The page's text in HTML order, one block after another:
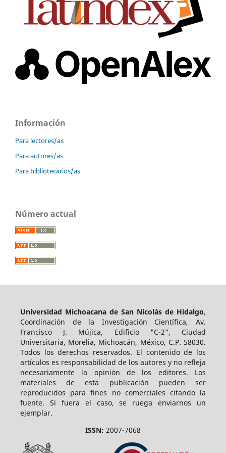
Información
Para lectores/as
Para autores/as
Para bibliotecarios/as
Número actual
Universidad Michoacana de San Nicolás de Hidalgo,
Coordinación de la Investigación Científica, Av.
Francisco J. Mújica, Edificio "C-2", Ciudad
Universitaria, Morelia, Michoacán, México, C.P. 58030.
Todos los derechos reservados. El contenido de los
artículos es responsabilidad de los autores y no refleja
necesariamente la opinión de los editores. Los
materiales de esta publicación pueden ser
reproducidos para fines no comerciales citando la
fuente. Si fuera el caso, se ruega enviarnos un
ejemplar.
ISSN: 2007-7068